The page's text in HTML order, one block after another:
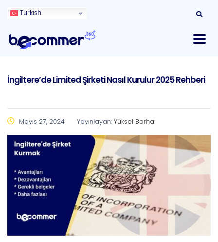
Turkish
İngiltere’de Limited Şirketi Nasıl Kurulur 2025 Rehberi
Mayıs 27, 2024 Yayınlayan: Yüksel Barha